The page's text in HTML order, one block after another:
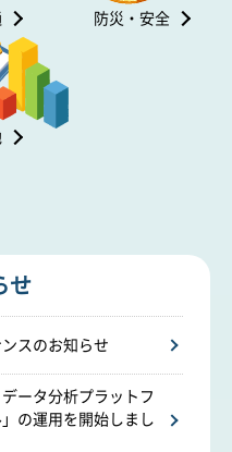
防災・安全
せ
スのお知らせ
データ分析プラットフ
の運用を開始しまし